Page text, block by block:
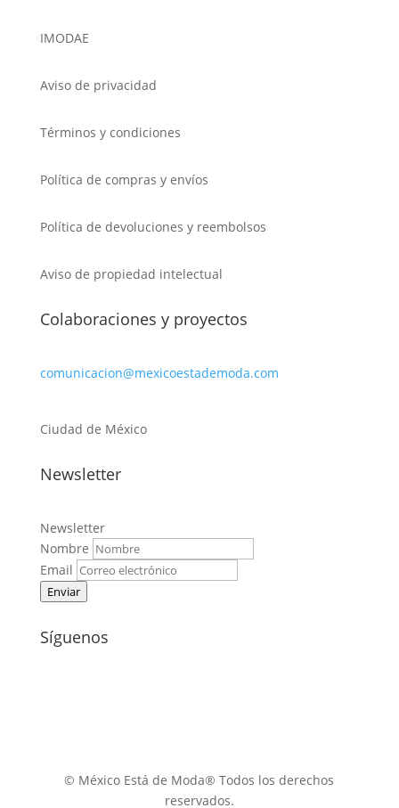
IMODAE
Aviso de privacidad
Términos y condiciones
Política de compras y envíos
Política de devoluciones y reembolsos
Aviso de propiedad intelectual
Colaboraciones y proyectos
comunicacion@mexicoestademoda.com
Ciudad de México
Newsletter
Newsletter
Nombre
Email
Enviar
Síguenos
© México Está de Moda® Todos los derechos
reservados.